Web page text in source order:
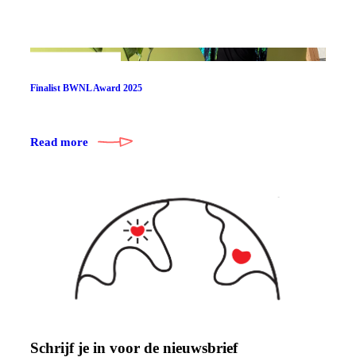
Finalist BWNL Award 2025
Read more
Schrijf je in voor de nieuwsbrief